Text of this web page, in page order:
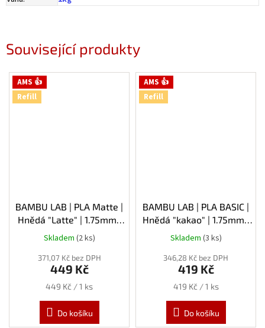
Související produkty
AMS 👍
Refill
BAMBU LAB | PLA Matte |
Hnědá "Latte" | 1.75mm |
1kg | Refill
Skladem (2 ks)
371,07 Kč bez DPH
449 Kč
Měrná
449 Kč / 1 ks
Do košíku
AMS 👍
Refill
BAMBU LAB | PLA BASIC |
Hnědá "kakao" | 1.75mm |
1kg | Refill
Skladem (3 ks)
346,28 Kč bez DPH
419 Kč
Měrná
419 Kč / 1 ks
Do košíku